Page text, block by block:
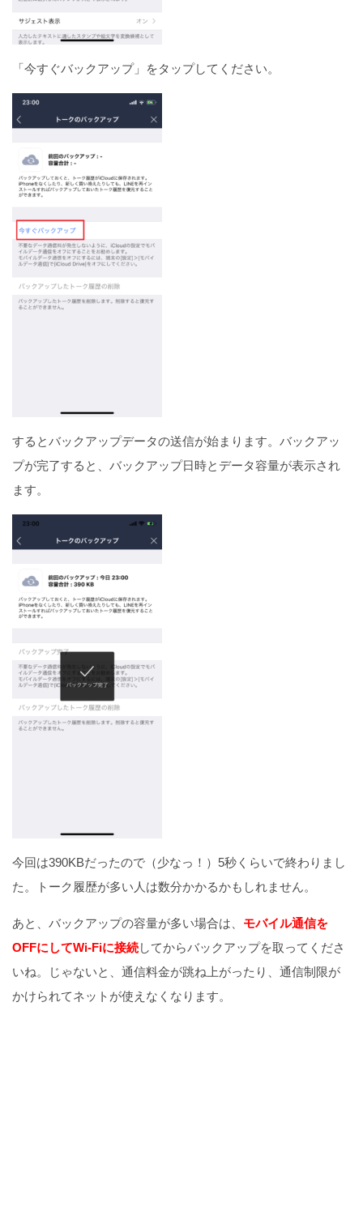
「今すぐバックアップ」をタップしてください。
するとバックアップデータの送信が始まります。バックアッ
プが完了すると、バックアップ日時とデータ容量が表示され
ます。
今回は390KBだったので（少なっ！）5秒くらいで終わりまし
た。トーク履歴が多い人は数分かかるかもしれません。
あと、バックアップの容量が多い場合は、 モバイル通信を
OFFにしてWi-Fiに接続してからバックアップを取ってくださ
いね。じゃないと、通信料金が跳ね上がったり、通信制限が
かけられてネットが使えなくなります。